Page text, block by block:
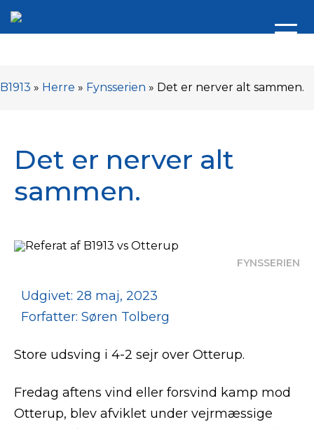
B1913 » Herre » Fynsserien » Det er nerver alt sammen.
Det er nerver alt
sammen.
FYNSSERIEN
Udgivet: 28 maj, 2023
Forfatter: Søren Tolberg
Store udsving i 4-2 sejr over Otterup.
Fredag aftens vind eller forsvind kamp mod
Otterup, blev afviklet under vejrmæssige